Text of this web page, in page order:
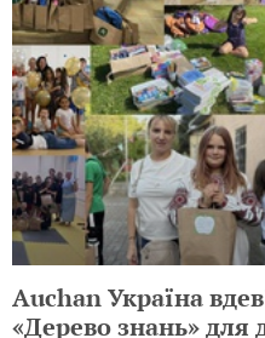
Auchan Україна
«Дерево знань» для